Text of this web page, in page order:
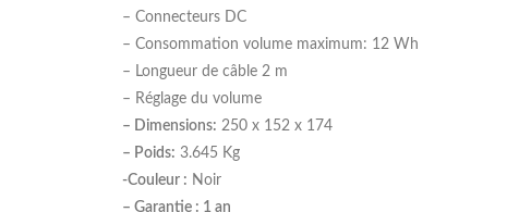
– Connecteurs DC
– Consommation volume maximum: 12 Wh
– Longueur de câble 2 m
– Réglage du volume
– Dimensions: 250 x 152 x 174
– Poids: 3.645 Kg
-Couleur : Noir
– Garantie : 1 an